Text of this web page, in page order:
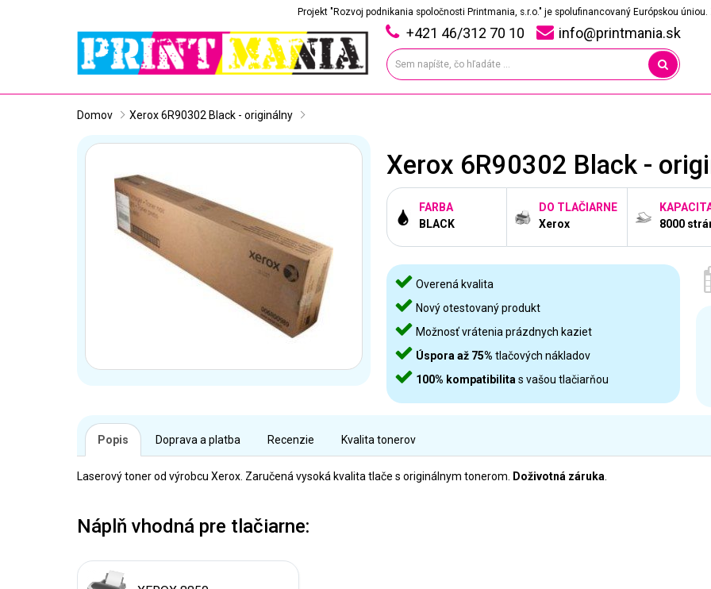
Projekt "Rozvoj podnikania spoločnosti Printmania, s.r.o." je spolufinancovaný Európskou úniou.
+421 46/312 70 10 info@printmania.sk
Domov Xerox 6R90302 Black - originálny
Xerox 6R90302 Black -
FARBA
BLACK
DO TLAČIARNE
Xerox
8000
Overená kvalita
Nový otestovaný produkt
Možnosť vrátenia prázdnych kaziet
Úspora až 75% tlačových nákladov
100% kompatibilita s vašou tlačiarňou
Popis Doprava a platba Recenzie Kvalita tonerov
Laserový toner od výrobcu Xerox. Zaručená vysoká kvalita tlače s originálnym tonerom. Doživotná záruka
Náplň vhodná pre tlačiarne: